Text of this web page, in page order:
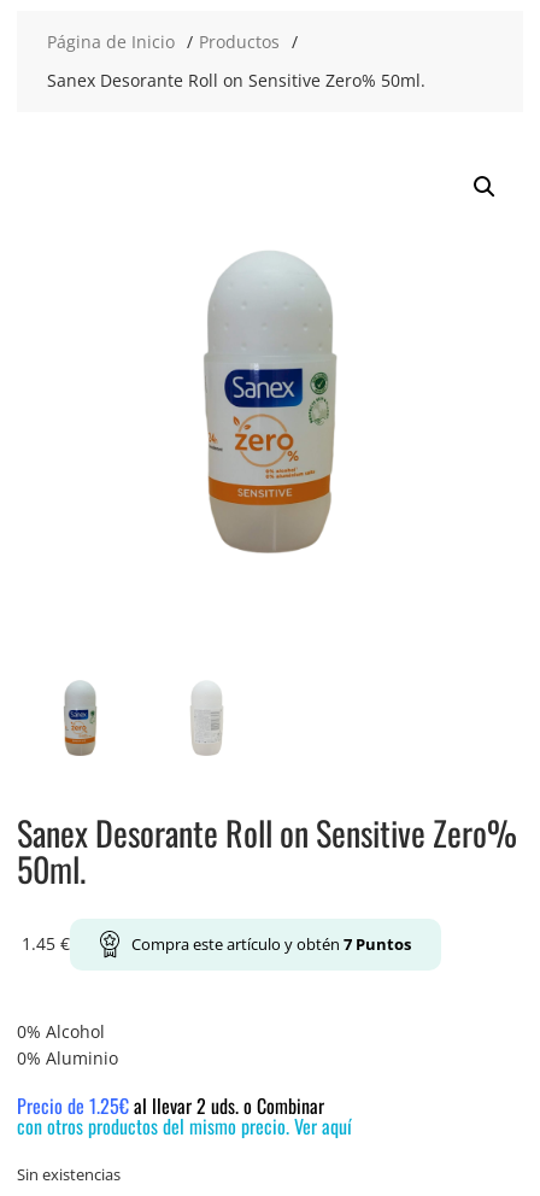
Página de Inicio
Productos
Sanex Desorante Roll on Sensitive Zero% 50ml.
Sanex Desorante Roll on Sensitive Zero%
50ml.
1.45 € Compra este artículo y obtén 7Puntos
0% Alcohol
0% Aluminio
Precio de 1.25€al llevar 2 uds. o Combinar
con otros productos del mismo precio. Ver aquí
Sin existencias